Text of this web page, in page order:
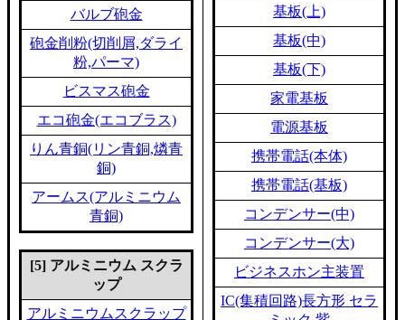
バルブ砲金
砲金削粉(切削屑,ダライ
粉,パーマ)
ビスマス砲金
エコ砲金(エコブラス)
りん青銅(リン青銅,燐青
銅)
アームス(アルミニウム
青銅)
[5] アルミニウム スクラ
ップ
アルミニウムスクラップ
基板(上)
基板(中)
基板(下)
家電基板
電源基板
携帯電話(本体)
携帯電話(基板)
コンデンサー(中)
コンデンサー(大)
ビジネスホン主装置
IC(集積回路)長方形 セラ